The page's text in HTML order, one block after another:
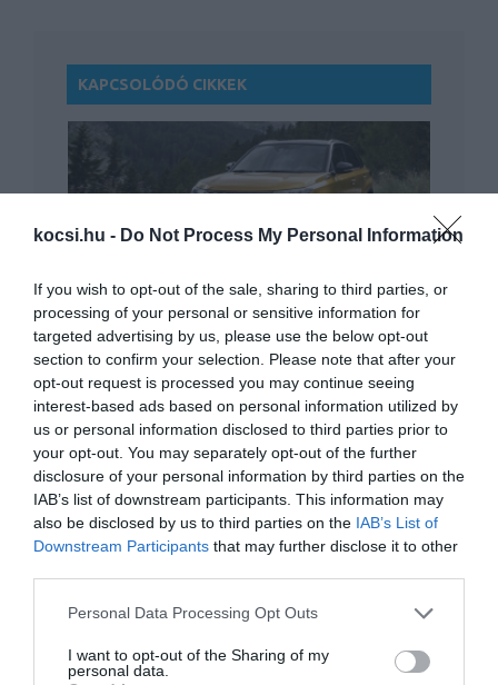
kocsi.hu - Do Not Process My Personal Information
If you wish to opt-out of the sale, sharing to third parties, or
processing of your personal or sensitive information for
targeted advertising by us, please use the below opt-out
section to confirm your selection. Please note that after your
opt-out request is processed you may continue seeing
interest-based ads based on personal information utilized by
us or personal information disclosed to third parties prior to
your opt-out. You may separately opt-out of the further
disclosure of your personal information by third parties on the
IAB’s list of downstream participants. This information may
also be disclosed by us to third parties on the IAB’s List of
Downstream Participants that may further disclose it to other
Please note that this website/app uses one or more Google
not limited to your visit or usage behaviour. You may click to
grant or deny consent to Google and its third-party tags to
Personal Data Processing Opt Outs
I want to opt-out of the Sharing of my
personal data.
KAPCSOLÓDÓ CIKKEK
Erős visszaesés után mászik vissza a
hazai piac…
Ötödször is a Suzuki adta el a legtöbb
személyautót…